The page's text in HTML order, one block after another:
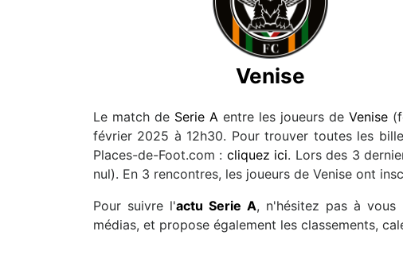
Venise
Le match de Serie Aentre les joueurs de Venise
février 2025 à 12h30. Pour trouver toutes les
Places-de-Foot.com : cliquez ici. Lors des 3
nul). En 3 rencontres, les joueurs de Venise ont
Pour suivre l'actu Serie A, n'hésitez pas à vous
médias, et propose également les classements,